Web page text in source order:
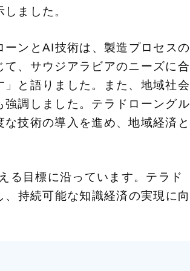
ました。
ンとAI技術は、製造プロセスの
、サウジアラビアのニーズに合
と語りました。また、地域社会
調しました。テラドローングル
技術の導入を進め、地域経済と
る目標に沿っています。テラド
持続可能な知識経済の実現に向